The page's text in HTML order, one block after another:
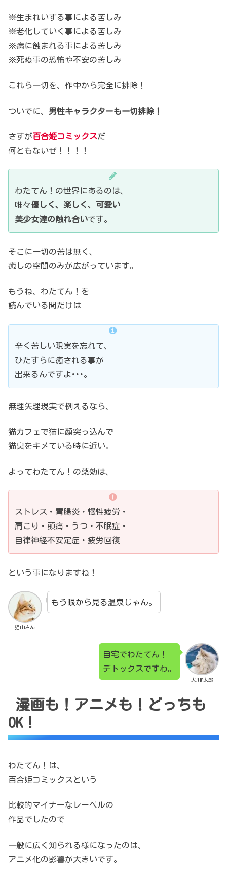
※生まれいずる事による苦しみ
※老化していく事による苦しみ
※病に蝕まれる事による苦しみ
※死ぬ事の恐怖や不安の苦しみ
これら一切を、作中から完全に排除！
ついでに、 男性キャラクターも一切排除！
さすが百合姫コミックスだ
何ともないぜ！！！！
わたてん！の世界にあるのは、
唯々優しく、楽しく、可愛い
美少女達の触れ合いです。
そこに一切の苦は無く、
癒しの空間のみが広がっています。
もうね、わたてん！を
読んでいる間だけは
辛く苦しい現実を忘れて、
ひたすらに癒される事が
出来るんですよ･･･。
無理矢理現実で例えるなら、
猫カフェで猫に顔突っ込んで
猫臭をキメている時に近い。
よってわたてん！の薬効は、
ストレス・胃腸炎・慢性疲労・
肩こり・頭痛・うつ・不眠症・
自律神経不安定症・疲労回復
という事になりますね！
猫山さん
もう眼から見る温泉じゃん。
犬川P太郎
自宅でわたてん！
デトックスですわ。
漫画も！アニメも！どっちも
OK！
わたてん！は、
百合姫コミックスという
比較的マイナーなレーベルの
作品でしたので
一般に広く知られる様になったのは、
アニメ化の影響が大きいです。